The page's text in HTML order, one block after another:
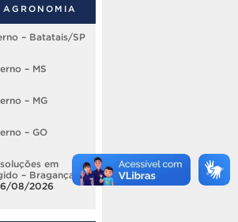
AGRONOMIA
– Batatais/SP
– MS
– MG
– GO
em
– Bragança
08/2026